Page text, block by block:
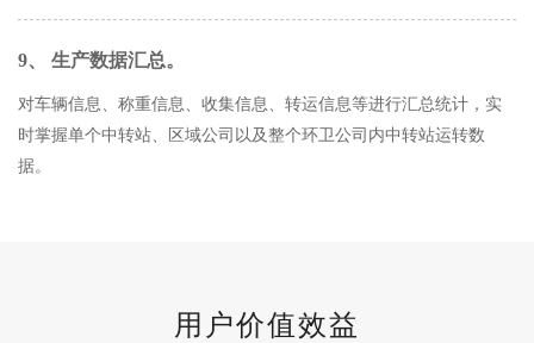
9、 生产数据汇总。
对车辆信息、称重信息、收集信息、转运信息等进行汇总统计，实
时掌握单个中转站、区域公司以及整个环卫公司内中转站运转数
据。
用户价值效益